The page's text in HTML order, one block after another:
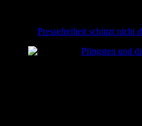
Pressefreiheit schützt nicht
Pfingsten und